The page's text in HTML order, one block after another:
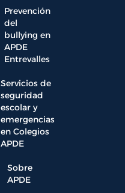
Prevención
del
bullying en
APDE
Entrevalles
Servicios de
seguridad
escolar y
emergencias
en Colegios
APDE
Sobre
APDE